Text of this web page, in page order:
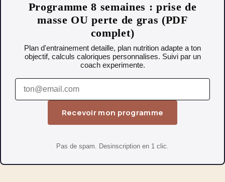
Programme 8 semaines : prise de
masse OU perte de gras (PDF
complet)
Plan d'entrainement detaille, plan nutrition adapte a ton
objectif, calculs caloriques personnalises. Suivi par un
coach experimente.
Recevoir mon programme
Pas de spam. Desinscription en 1 clic.